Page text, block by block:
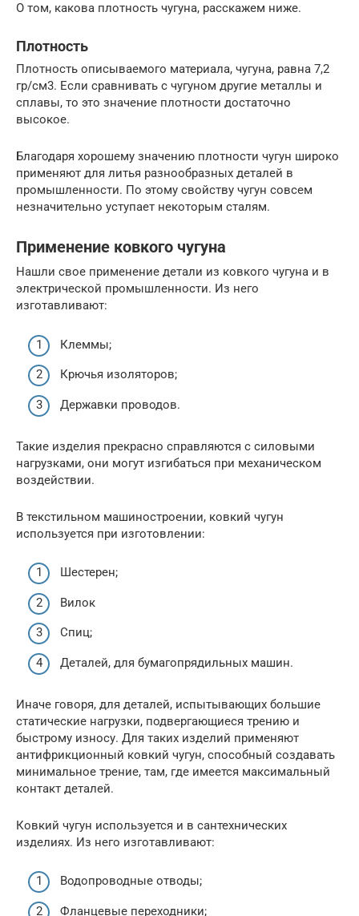
О том, какова плотность чугуна, расскажем ниже.
Плотность
Плотность описываемого материала, чугуна, равна 7,2
гр/см3. Если сравнивать с чугуном другие металлы и
сплавы, то это значение плотности достаточно
высокое.
Благодаря хорошему значению плотности чугун широко
применяют для литья разнообразных деталей в
промышленности. По этому свойству чугун совсем
незначительно уступает некоторым сталям.
Применение ковкого чугуна
Нашли свое применение детали из ковкого чугуна и в
электрической промышленности. Из него
изготавливают:
Клеммы;
Крючья изоляторов;
Державки проводов.
Такие изделия прекрасно справляются с силовыми
нагрузками, они могут изгибаться при механическом
воздействии.
В текстильном машиностроении, ковкий чугун
используется при изготовлении:
Шестерен;
Вилок
Спиц;
Деталей, для бумагопрядильных машин.
Иначе говоря, для деталей, испытывающих большие
статические нагрузки, подвергающиеся трению и
быстрому износу. Для таких изделий применяют
антифрикционный ковкий чугун, способный создавать
минимальное трение, там, где имеется максимальный
контакт деталей.
Ковкий чугун используется и в сантехнических
изделиях. Из него изготавливают:
Водопроводные отводы;
Фланцевые переходники;